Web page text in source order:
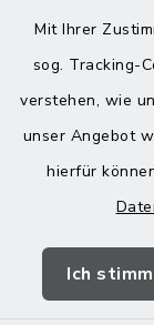
Mit Ihrer
sog. Tracking-
verstehen, wie
unser Angebot
hierfür
Ich
Montag bis
08:00-12:00
Donnerstag
13:00-18:00